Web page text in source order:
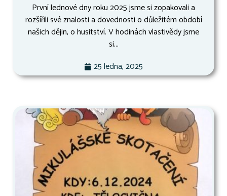
První lednové dny roku 2025 jsme si zopakovali a
rozšířili své znalosti a dovednosti o důležitém období
našich dějin, o husitství. V hodinách vlastivědy jsme
si...
25 ledna, 2025